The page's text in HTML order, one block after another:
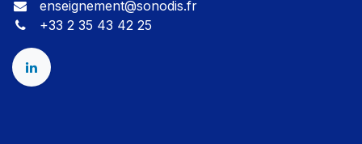
enseignement@sonodis.fr
+33 2 35 43 42 25